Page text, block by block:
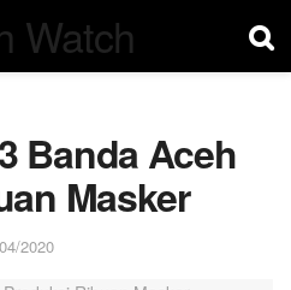
Banda Aceh
Masker
2020